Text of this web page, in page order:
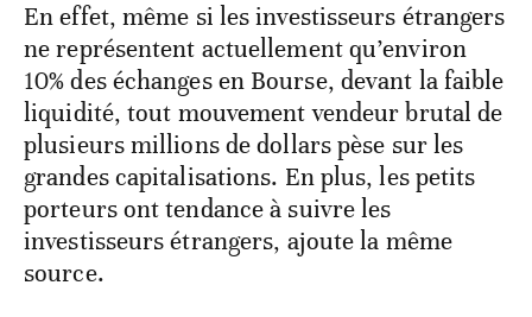
En effet, même si les investisseurs étrangers
ne représentent actuellement qu’environ
10% des échanges en Bourse, devant la faible
liquidité, tout mouvement vendeur brutal de
plusieurs millions de dollars pèse sur les
grandes capitalisations. En plus, les petits
porteurs ont tendance à suivre les
investisseurs étrangers, ajoute la même
source.